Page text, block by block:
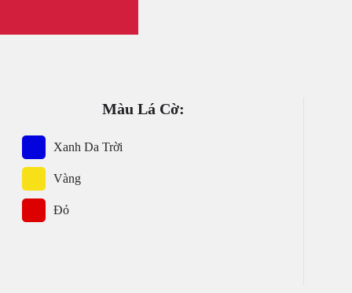
Màu Lá Cờ:
Xanh Da Trời
Vàng
Đỏ